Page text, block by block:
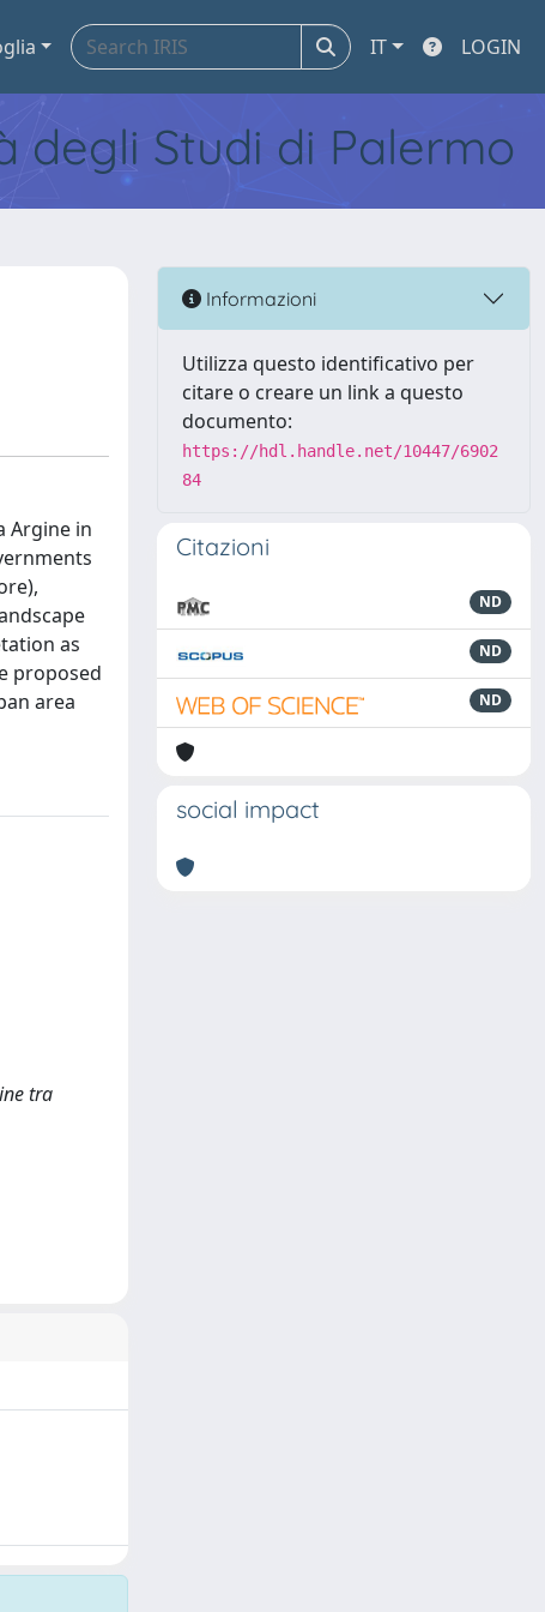
IT LOGIN
degli Studi di Palermo
Argine in
as
proposed
area
tra
Informazioni
Utilizza questo identificativo per
citare o creare un link a questo
documento:
https://hdl.handle.net/10447/6902
84
Citazioni
ND
ND
ND
social impact